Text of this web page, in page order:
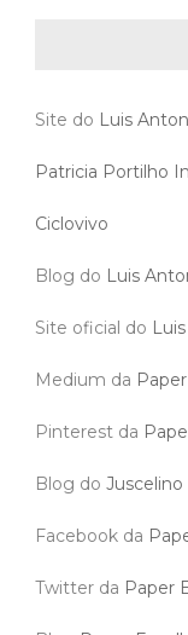
Site do Luis
Patricia Portilho
Ciclovivo
Blog do Luis
Site oficial do
Medium da
Pinterest da
Blog do
Facebook da
Twitter da Paper